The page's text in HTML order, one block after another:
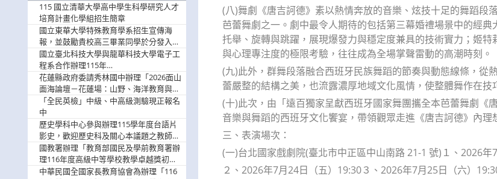
(八)舞劇《唐吉訶德》素以熱情奔放的音樂、炫技十足的舞蹈
芭蕾舞劇之一。劇中最令人期待的包括第三幕婚禮場景中的經
托舉、旋轉與跳躍，展現爆發力與穩定度兼具的技術實力；姬
與心理專注度的極限考驗，往往成為全場掌聲雷動的高潮時刻。
(九)此外，群舞段落融合西班牙民族舞蹈的節奏與動態線條，
蕾嚴整的結構之美，也流露濃厚地域文化風情，使整體舞作在
(十)此次，由「遠百獨家呈獻西班牙國家舞團攜全本芭蕾舞劇《
音樂與舞蹈的西班牙文化饗宴，帶領觀眾走進《唐吉訶德》內理
三、表演場次：
(一)台北國家戲劇院(臺北市中正區中山南路 21-1 號)１、2026年
２、2026年7月24日（五）19:30３、2026年7月25日（六）
115 國立清華大學高中學生科學研究人才
培育計畫化學組招生簡章
國立東華大學特殊教育學系招生宣傳海
報，並鼓勵貴校高三畢業同學於分發入學
階段踴躍選填。
國立臺北科技大學與龍華科技大學電子工
程系合作辦理115年
「115.08.10~08.12「AI賦能應用於智慧半
導體研習營」，歡迎學生踴躍報名參加
花蓮縣政府委請秀林國中辦理「2026面山
面海論壇－花蓮場：山野、海洋教育與戶
外安全實務課程」，歡迎踴躍報名參加
「全民英檢」中級、中高級測驗現正報名
中
歷史學科中心參與辦理115學年度台語片
影史，歡迎歷史科及關心本議題之教師踴
躍報名參加
國教署辦理「教育部國民及學前教育署辦
理116年度高級中等學校教學卓越獎初選
實施計畫」，鼓勵教師踴躍報名
中華民國全國家長教育協會為辦理「116